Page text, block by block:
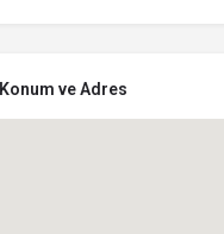
Konum ve Adres